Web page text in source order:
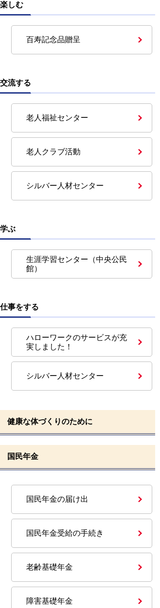
楽しむ
百寿記念品贈呈
交流する
老人福祉センター
老人クラブ活動
シルバー人材センター
学ぶ
生涯学習センター（中央公民
館）
仕事をする
ハローワークのサービスが充
実しました！
シルバー人材センター
健康な体づくりのために
国民年金
国民年金の届け出
国民年金受給の手続き
老齢基礎年金
障害基礎年金